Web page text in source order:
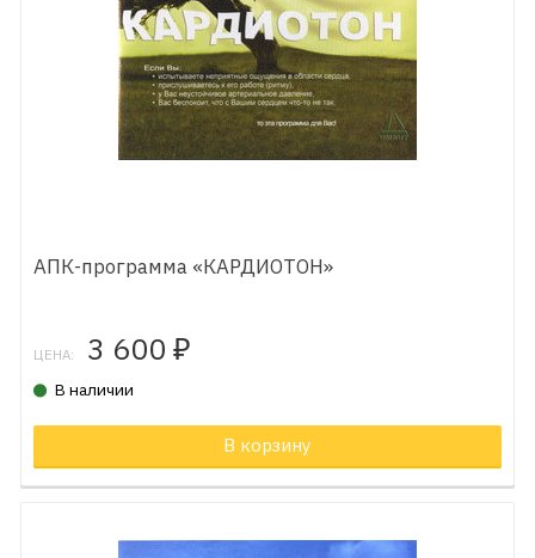
АПК-программа «КАРДИОТОН»
ЦЕНА: 3 600 ₽
В наличии
В корзину